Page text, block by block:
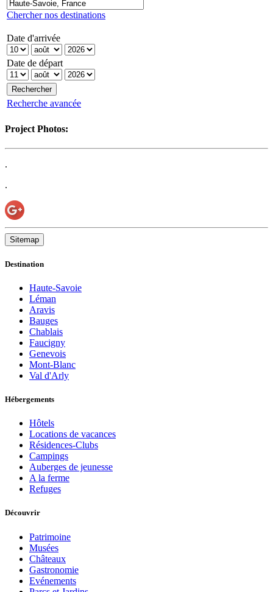
Chercher nos destinations
Date d'arrivée
Date de départ
Recherche avancée
Project Photos:
.
.
Sitemap
Destination
Haute-Savoie
Léman
Aravis
Bauges
Chablais
Faucigny
Genevois
Mont-Blanc
Val d'Arly
Hébergements
Hôtels
Locations de vacances
Résidences-Clubs
Campings
Auberges de jeunesse
A la ferme
Refuges
Découvrir
Patrimoine
Musées
Châteaux
Gastronomie
Evénements